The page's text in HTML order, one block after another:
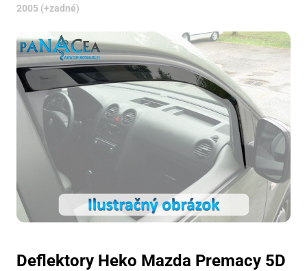
2005 (+zadné)
Deflektory Heko Mazda Premacy 5D